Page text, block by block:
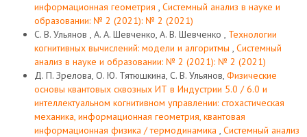
информационная геометрия , Системный анализ в науке и
образовании: № 2 (2021): № 2 (2021)
С. В. Ульянов , А. А. Шевченко, А. В. Шевченко , Технологии
когнитивных вычислений: модели и алгоритмы , Системный
анализ в науке и образовании: № 2 (2021): № 2 (2021)
Д. П. Зрелова, О. Ю. Тятюшкина, С. В. Ульянов, Физические
основы квантовых сквозных ИТ в Индустрии 5.0 / 6.0 и
интеллектуальном когнитивном управлении: стохастическая
механика, информационная геометрия, квантовая
информационная физика / термодинамика , Системный анализ